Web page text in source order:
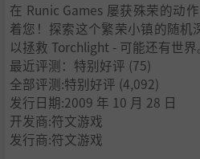
在 Runic Games 屡获殊荣的动
着您！探索这个繁荣小镇的随机
以拯救 Torchlight - 可能还有世界。
最近评测： 特别好评 (75)
全部评测:特别好评 (4,092)
发行日期:2009 年 10 月 28 日
开发商:符文游戏
发行商:符文游戏